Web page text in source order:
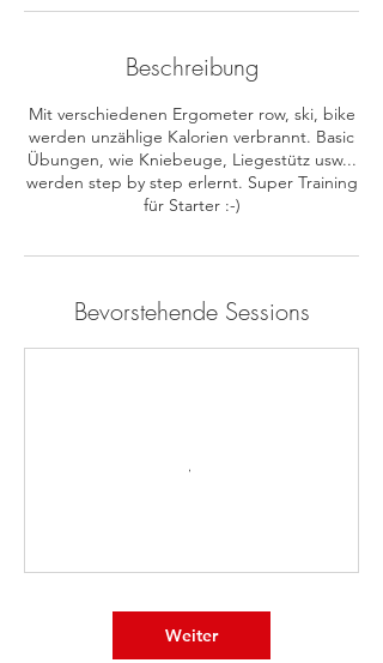
Beschreibung
Mit verschiedenen Ergometer row, ski, bike
werden unzählige Kalorien verbrannt. Basic
Übungen, wie Kniebeuge, Liegestütz usw...
werden step by step erlernt. Super Training
Bevorstehende Sessions
Weiter